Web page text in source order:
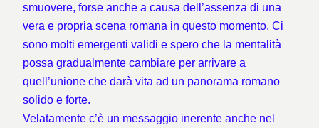
smuovere, forse anche a causa dell’assenza di una
vera e propria scena romana in questo momento. Ci
sono molti emergenti validi e spero che la mentalità
possa gradualmente cambiare per arrivare a
quell’unione che darà vita ad un panorama romano
solido e forte.
Velatamente c’è un messaggio inerente anche nel